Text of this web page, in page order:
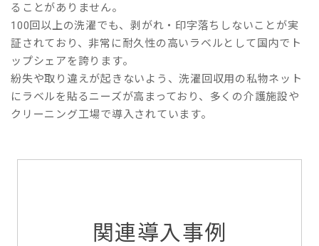
ることがありません。
100回以上の洗濯でも、剥がれ・印字落ちしないことが実
証されており、非常に耐久性の高いラベルとして国内でト
ップシェアを誇ります。
紛失や取り違えが起きないよう、洗濯回収用の私物ネット
にラベルを貼るニーズが高まっており、多くの介護施設や
クリーニング工場で導入されています。
関連導入事例